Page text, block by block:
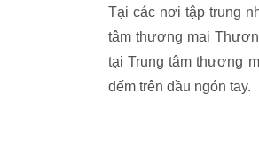
Tại các nơi tập trung
tâm thương mại
tại Trung tâm thương
đếm trên đầu ngón tay.